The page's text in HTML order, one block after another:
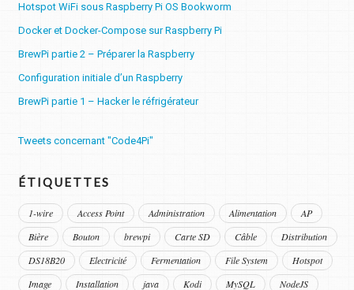
Hotspot WiFi sous Raspberry Pi OS Bookworm
Docker et Docker-Compose sur Raspberry Pi
BrewPi partie 2 – Préparer la Raspberry
Configuration initiale d’un Raspberry
BrewPi partie 1 – Hacker le réfrigérateur
Tweets concernant "Code4Pi"
ÉTIQUETTES
1-wire Access Point Administration Alimentation
AP
Bière
Bouton brewpi Carte SD Câble
Distribution
DS18B20
Electricité Fermentation File System
Hotspot
Image
Installation java Kodi MySQL
NodeJS